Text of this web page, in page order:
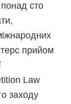
понад сто
прийом
Law
заходу